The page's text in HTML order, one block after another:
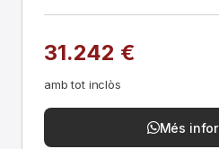
31.242 €
amb tot inclòs
Més